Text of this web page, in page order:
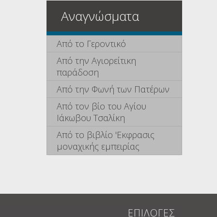
Αναγνώσματα
Από το Γεροντικό
Από την Αγιορείτικη
παράδοση
Από την Φωνή των Πατέρων
Από τον βίο του Αγίου
Ιάκωβου Τσαλίκη
Από το βιβλίο 'Εκφρασις
μοναχικής εμπειρίας
ΕΠΙΛΟΓΕΣ